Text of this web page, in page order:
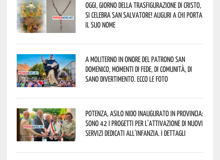
Oggi, giorno della Trasfigurazione di Cristo,
si celebra San Salvatore! Auguri a chi porta
il suo nome
A Moliterno in onore del Patrono San
Domenico, momenti di fede, di comunità, di
sano divertimento. Ecco le foto
Potenza, asilo nido inaugurato in provincia:
sono 42 i progetti per l’attivazione di nuovi
servizi dedicati all’infanzia. I dettagli